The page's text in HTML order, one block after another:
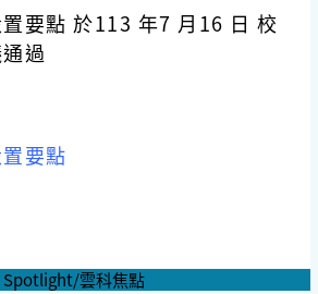
要點 於113 年7 月16 日 校
過
要點
Spotlight/雲科焦點